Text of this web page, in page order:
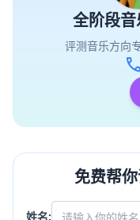
全阶段
评测音乐方向
免费帮
姓名: